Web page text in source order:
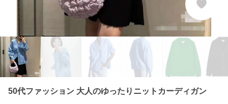
50代ファッション 大人のゆったりニットカーディガン